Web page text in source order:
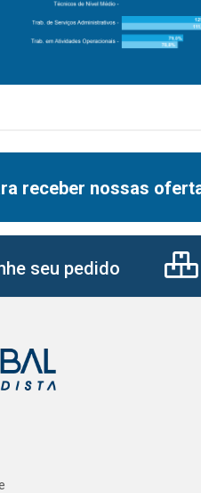
receber nossas
seu pedido